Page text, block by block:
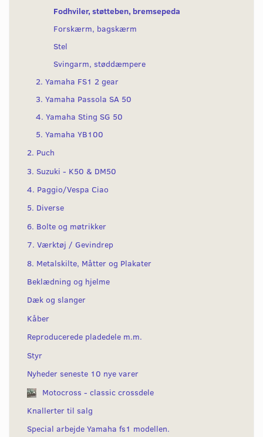
Fodhviler, støtteben, bremsepeda
Forskærm, bagskærm
Stel
Svingarm, støddæmpere
2. Yamaha FS1 2 gear
3. Yamaha Passola SA 50
4. Yamaha Sting SG 50
5. Yamaha YB100
2. Puch
3. Suzuki - K50 & DM50
4. Paggio/Vespa Ciao
5. Diverse
6. Bolte og møtrikker
7. Værktøj / Gevindrep
8. Metalskilte, Måtter og Plakater
Beklædning og hjelme
Dæk og slanger
Kåber
Reproducerede pladedele m.m.
Styr
Nyheder seneste 10 nye varer
Motocross - classic crossdele
Knallerter til salg
Special arbejde Yamaha fs1 modellen.